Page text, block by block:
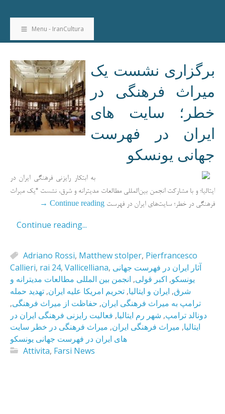
Menu - IranCultura
برگزاری نشست یک
میراث فرهنگی در
خطر؛ سایت های
ایران در فهرست
جهانی یونسکو
به ابتکار رایزنی فرهنگی ایران در
ایتالیا؛ و با مشارکت انجمن بین‌المللی مطالعات مدیترانه و شرق، نشست “یک میراث
فرهنگی در خطر؛ سایت‌های ایران در فهرست Continue reading
→
Continue reading...
Adriano Rossi, Matthew stolper, Pierfrancesco
Callieri, rai 24, Vallicelliana, آثار ایران در فهرست جهانی
یونسکو, اکبر قولی, انجمن بین المللی مطالعات مدیترانه و
شرق, ایران و ایتالیا, تحریم امریکا علیه ایران, تهدید حمله
ترامپ به میراث فرهنگی ایران, حفاظت از میراث فرهنگی,
دونالد ترامپ, شهر رم ایتالیا, فعالیت رایزنی فرهنگی ایران در
ایتالیا, میراث فرهنگی ایران, میراث فرهنگی در خطر سایت
های ایران در فهرست جهانی یونسکو
Attivita, Farsi News